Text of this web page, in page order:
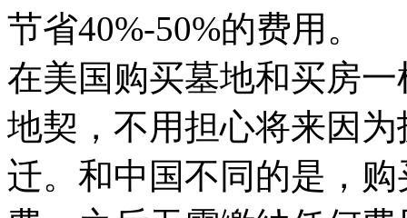
节省40%-50%的费用。
在美国购买墓地和买房
地契，不用担心将来因
迁。和中国不同的是，